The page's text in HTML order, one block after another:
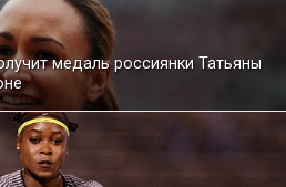
медаль россиянки Татьяны